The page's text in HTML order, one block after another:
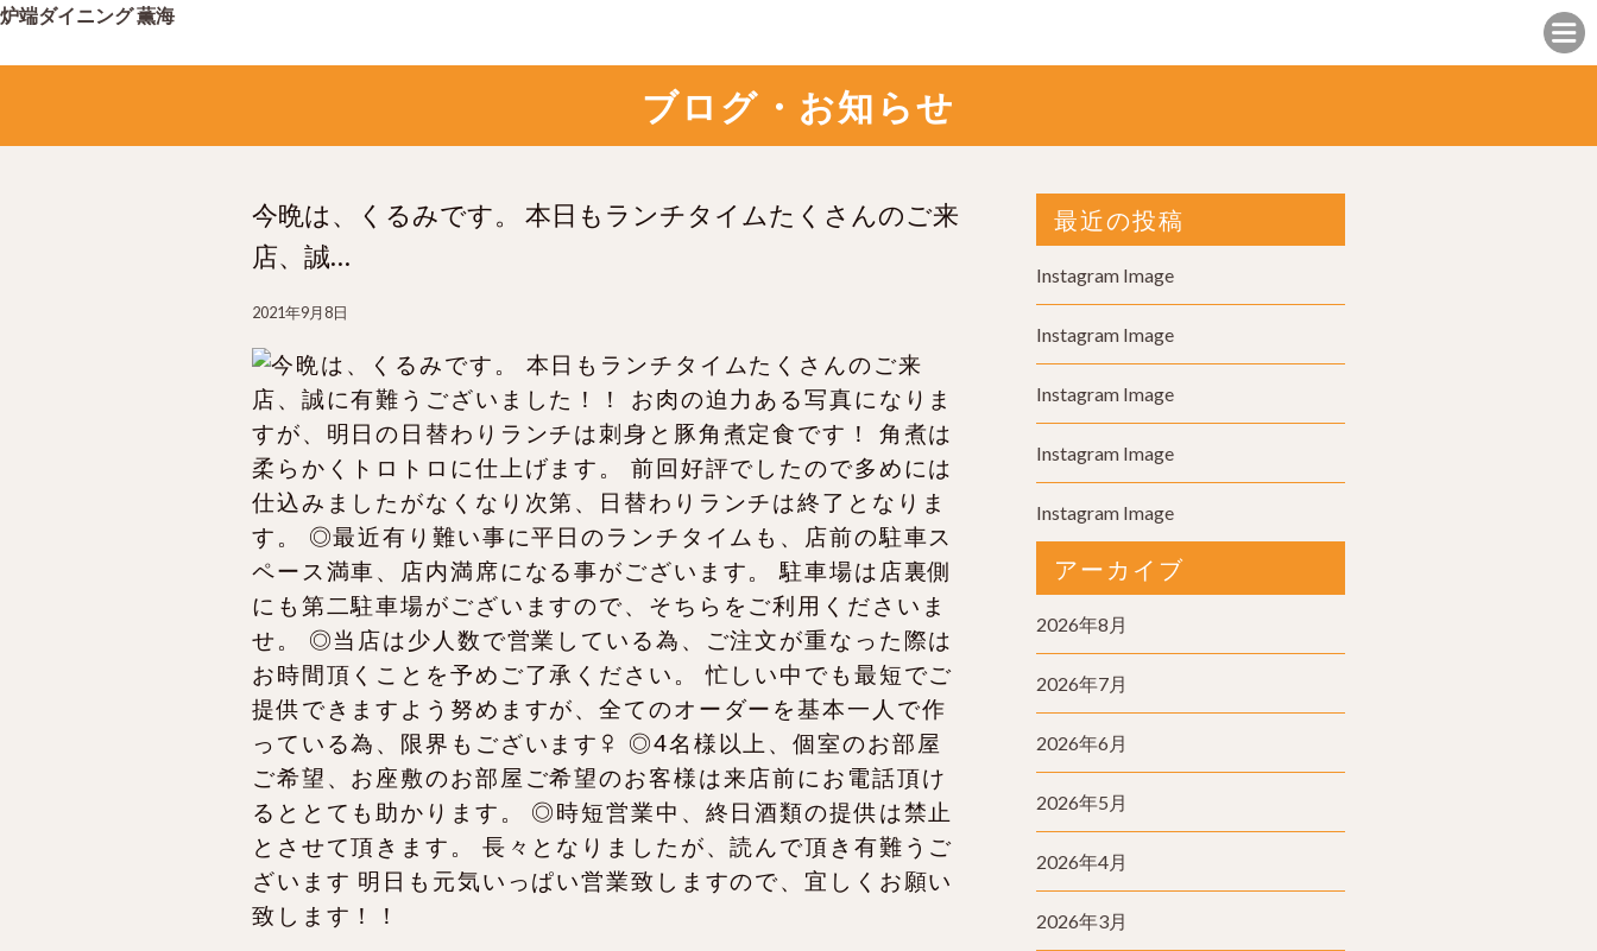
炉端ダイニング 薫海
ブログ・お知らせ
今晩は、くるみです。 本日もランチタイムたくさんのご来
店、誠…
2021年9月8日
最近の投稿
Instagram Image
Instagram Image
Instagram Image
Instagram Image
Instagram Image
アーカイブ
2026年8月
2026年7月
2026年6月
2026年5月
2026年4月
2026年3月